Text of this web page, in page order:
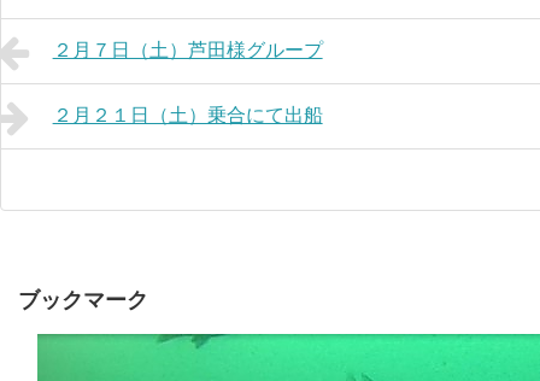
２月７日（土）芦田様グループ
２月２１日（土）乗合にて出船
ブックマーク